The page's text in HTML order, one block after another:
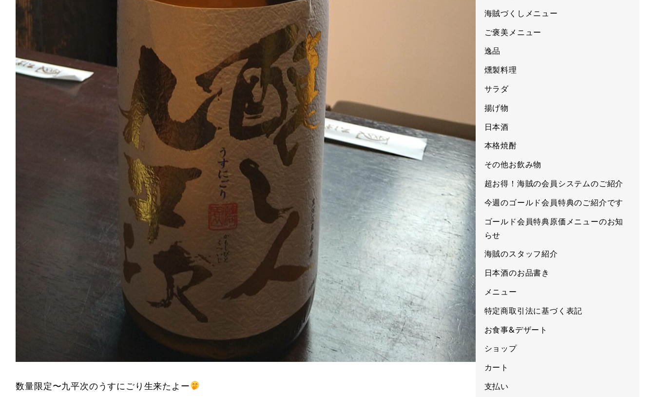
数量限定〜九平次のうすにごり生来たよー
海賊づくしメニュー
ご褒美メニュー
逸品
燻製料理
サラダ
揚げ物
日本酒
本格焼酎
その他お飲み物
超お得！海賊の会員システムのご紹介
今週のゴールド会員特典のご紹介です
ゴールド会員特典原価メニューのお知
らせ
海賊のスタッフ紹介
日本酒のお品書き
メニュー
特定商取引法に基づく表記
お食事&デザート
ショップ
カート
支払い